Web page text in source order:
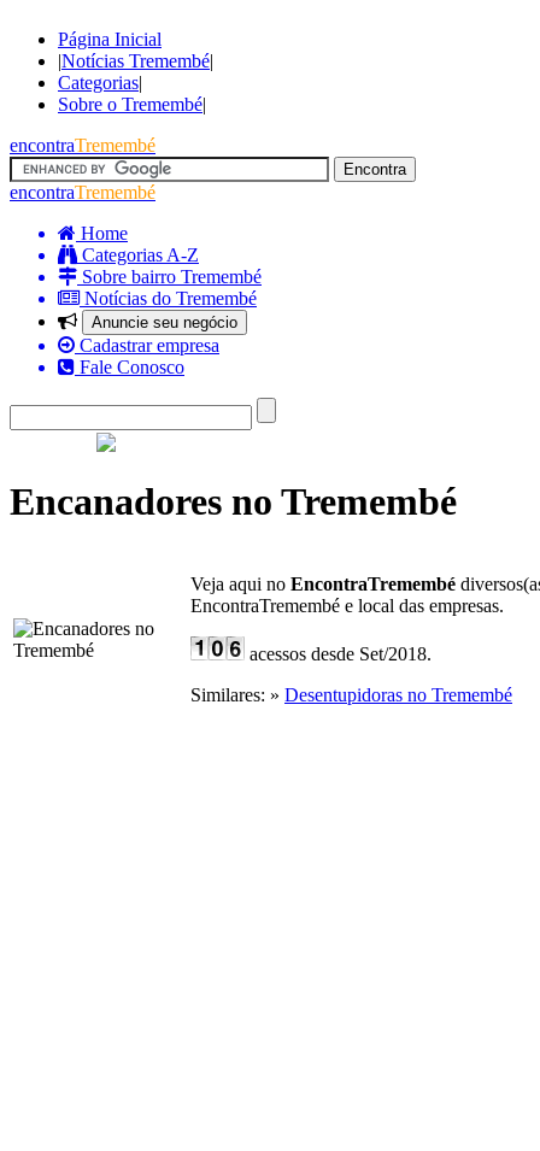
Página Inicial
|Notícias Tremembé|
Categorias|
Sobre o Tremembé|
encontraTremembé
encontraTremembé
Home
Categorias A-Z
Sobre bairro Tremembé
Notícias do Tremembé
Anuncie seu negócio
Cadastrar empresa
Fale Conosco
Encanadores no Tremembé
Veja aqui no EncontraTremembé
EncontraTremembé e local das empresas.
acessos desde Set/2018.
Similares: » Desentupidoras no Tremembé